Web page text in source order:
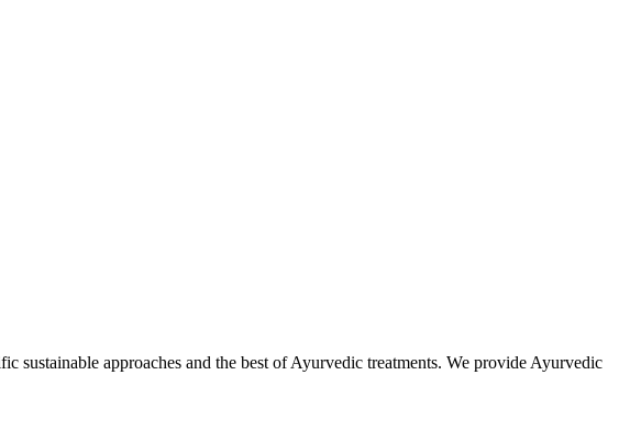
sustainable approaches and the best of Ayurvedic treatments. We provide Ayurvedic